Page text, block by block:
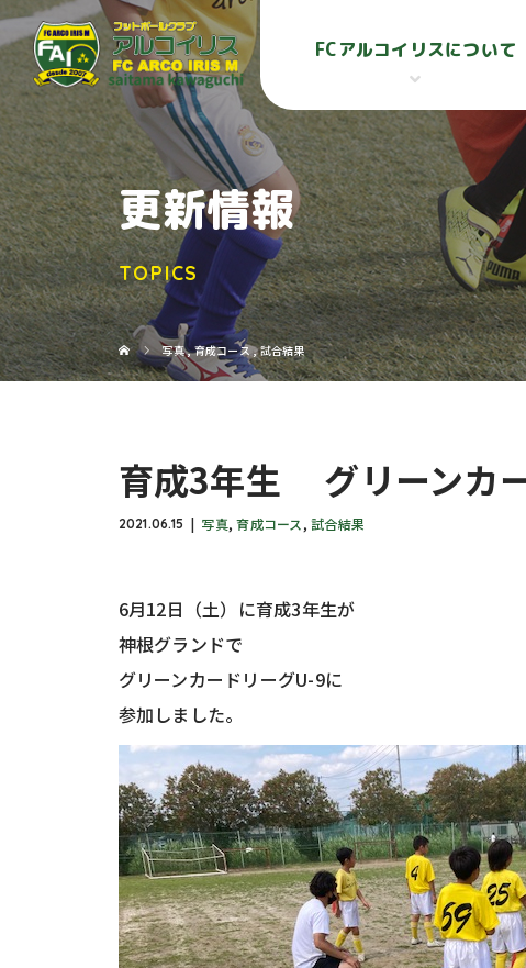
FCアルコイリスについて
更新情報
TOPICS
写真,育成コース,試合結果
育成3年生 グリーンカ
2021.06.15 写真,育成コース ,試合結果
6月12日（土）に育成3年生が
神根グランドで
グリーンカードリーグU-9に
参加しました。